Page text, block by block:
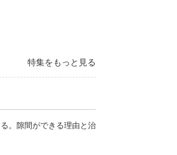
特集をもっと見る
。隙間ができる理由と治